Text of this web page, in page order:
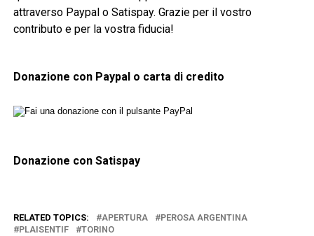
attraverso Paypal o Satispay. Grazie per il vostro
contributo e per la vostra fiducia!
Donazione con Paypal o carta di credito
Donazione con Satispay
RELATED TOPICS: APERTURA
PEROSA ARGENTINA
PLAISENTIF
TORINO